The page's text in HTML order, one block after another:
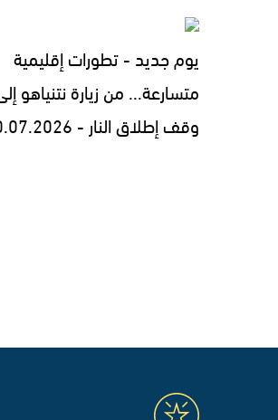
يوم جديد - تطورات إقليمية
متسارعة... من زيارة نتنياهو
وقف إطلاق النار - 30.07.2026